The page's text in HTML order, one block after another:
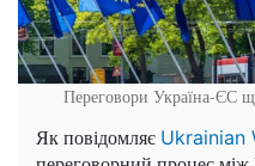
Переговори Україна-ЄС
Як повідомляє Ukrainian